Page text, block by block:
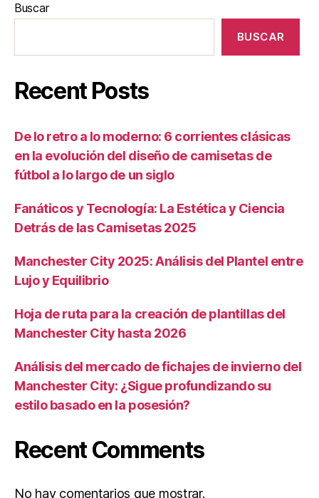
Buscar
BUSCAR
Recent Posts
De lo retro a lo moderno: 6 corrientes clásicas
en la evolución del diseño de camisetas de
fútbol a lo largo de un siglo
Fanáticos y Tecnología: La Estética y Ciencia
Detrás de las Camisetas 2025
Manchester City 2025: Análisis del Plantel entre
Lujo y Equilibrio
Hoja de ruta para la creación de plantillas del
Manchester City hasta 2026
Análisis del mercado de fichajes de invierno del
Manchester City: ¿Sigue profundizando su
estilo basado en la posesión?
Recent Comments
No hay comentarios que mostrar.